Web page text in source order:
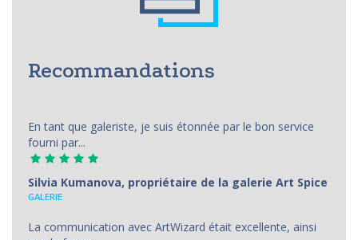
Recommandations
En tant que galeriste, je suis étonnée par le bon service
fourni par...
Silvia Kumanova, propriétaire de la galerie Art Spice
GALERIE
La communication avec ArtWizard était excellente, ainsi